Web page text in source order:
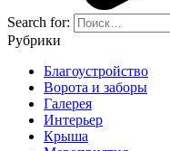
Search for:
Рубрики
Благоустройство
Ворота и заборы
Галерея
Интерьер
Крыша